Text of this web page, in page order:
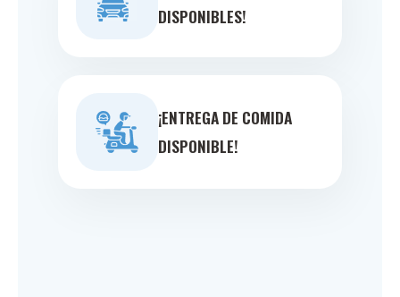
DISPONIBLES!
¡ENTREGA DE COMIDA
DISPONIBLE!